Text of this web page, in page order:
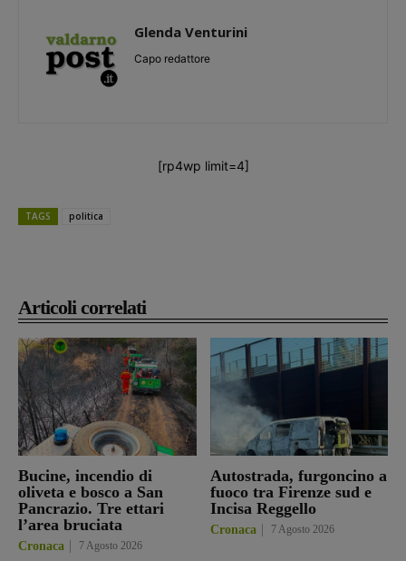
Articoli correlati
Bucine, incendio di
oliveta e bosco a San
Pancrazio. Tre ettari
l’area bruciata
Cronaca 7 Agosto 2026
Autostrada, furgoncino a
fuoco tra Firenze sud e
Incisa Reggello
Cronaca 7 Agosto 2026
Glenda Venturini
Capo redattore
[rp4wp limit=4]
TAGS politica